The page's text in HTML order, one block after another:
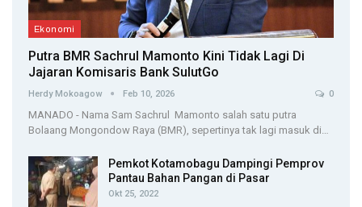
Ekonomi
Putra BMR Sachrul Mamonto Kini Tidak Lagi Di
Jajaran Komisaris Bank SulutGo
Herdy Mokoagow Feb 10, 2026 0
MANADO - Nama Sam Sachrul Mamonto salah satu putra
Bolaang Mongondow Raya (BMR), sepertinya tak lagi masuk di…
Pemkot Kotamobagu Dampingi Pemprov
Pantau Bahan Pangan di Pasar
Okt 25, 2022